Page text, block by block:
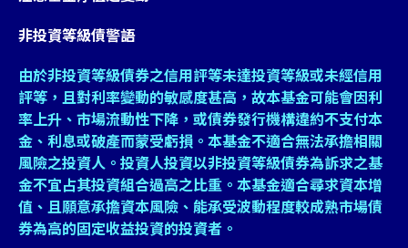
非投資等級債警語
由於非投資等級債券之信用評等未達投資等級或未經信用
評等，且對利率變動的敏感度甚高，故本基金可能會因利
率上升、市場流動性下降，或債券發行機構違約不支付本
金、利息或破產而蒙受虧損。本基金不適合無法承擔相關
風險之投資人。投資人投資以非投資等級債券為訴求之基
金不宜占其投資組合過高之比重。本基金適合尋求資本增
值、且願意承擔資本風險、能承受波動程度較成熟市場債
券為高的固定收益投資的投資者。